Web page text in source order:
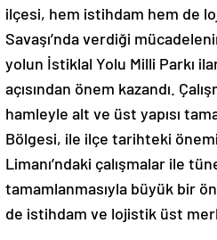
ilçesi, hem istihdam hem de
Savaşı’nda verdiği
yolun İstiklal Yolu Milli Parkı
açısından önem kazandı.
hamleyle alt ve üst yapısı
Bölgesi, ile ilçe tarihteki
Limanı’ndaki çalışmalar ile
tamamlanmasıyla büyük bir
de istihdam ve lojistik üst